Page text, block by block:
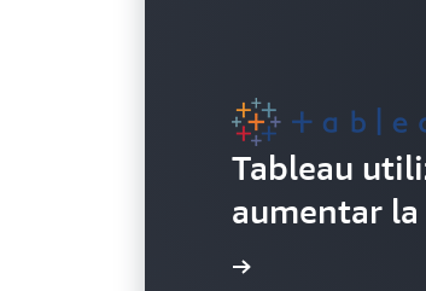
Tableau
aumentar la